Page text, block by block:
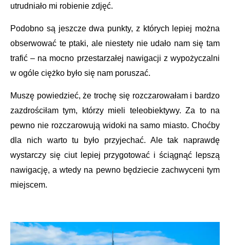
utrudniało mi robienie zdjęć.
Podobno są jeszcze dwa punkty, z których lepiej można
obserwować te ptaki, ale niestety nie udało nam się tam
trafić – na mocno przestarzałej nawigacji z wypożyczalni
w ogóle ciężko było się nam poruszać.
Muszę powiedzieć, że trochę się rozczarowałam i bardzo
zazdrościłam tym, którzy mieli teleobiektywy. Za to na
pewno nie rozczarowują widoki na samo miasto. Choćby
dla nich warto tu było przyjechać. Ale tak naprawdę
wystarczy się ciut lepiej przygotować i ściągnąć lepszą
nawigację, a wtedy na pewno będziecie zachwyceni tym
miejscem.